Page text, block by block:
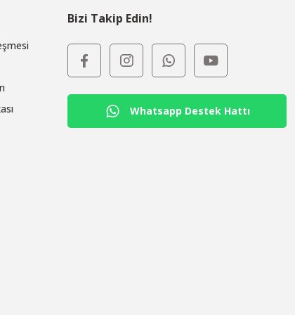
Bizi Takip Edin!
Whatsapp Destek Hattı